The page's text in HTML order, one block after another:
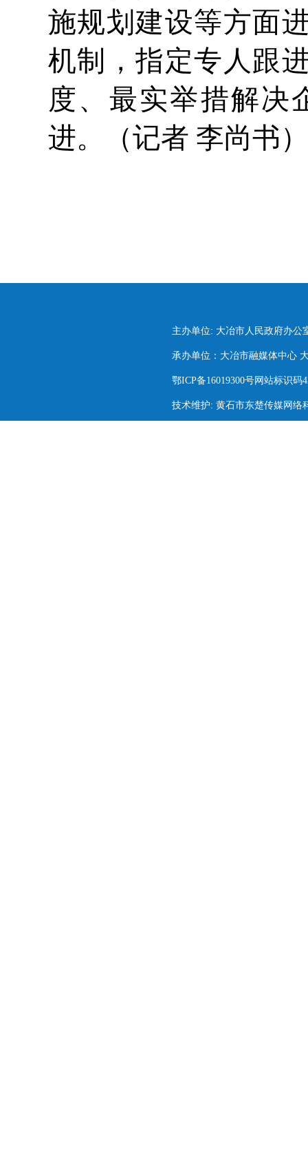
施规划建设等方面
机制，指定专人跟
度、最实举措解决
进。（记者 李尚书）
主办单位: 大冶市人民政府办公
承办单位：大冶市融媒体中心
鄂ICP备16019300号网站标识码
技术维护: 黄石市东楚传媒网络